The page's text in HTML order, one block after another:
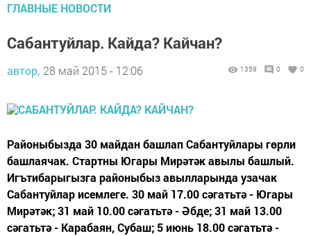
ГЛАВНЫЕ НОВОСТИ
Сабантуйлар. Кайда? Кайчан?
автор, 28 май 2015 - 12:06 1359 0 0
Районыбызда 30 майдан башлап Сабантуйлары гөрли
башлаячак. Стартны Югары Мирәтәк авылы башлый.
Игътибарыгызга районыбыз авылларында узачак
Сабантуйлар исемлеге. 30 май 17.00 сәгатьтә - Югары
Мирәтәк; 31 май 10.00 сәгатьтә - Әбде; 31 май 13.00
сәгатьтә - Карабаян, Субаш; 5 июнь 18.00 сәгатьтә -